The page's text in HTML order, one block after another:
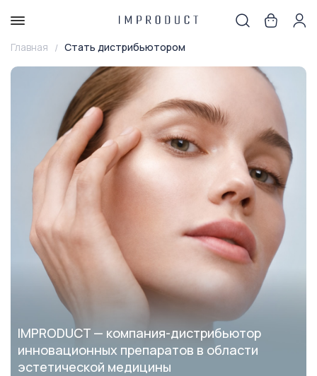
Главная Стать дистрибьютором
IMPRODUCT — компания-дистрибьютор
инновационных препаратов в области
эстетической медицины